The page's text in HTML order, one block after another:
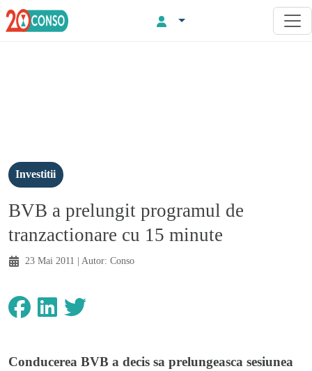
Investitii
BVB a prelungit programul de
tranzactionare cu 15 minute
23 Mai 2011 | Autor: Conso
Conducerea BVB a decis sa prelungeasca sesiunea